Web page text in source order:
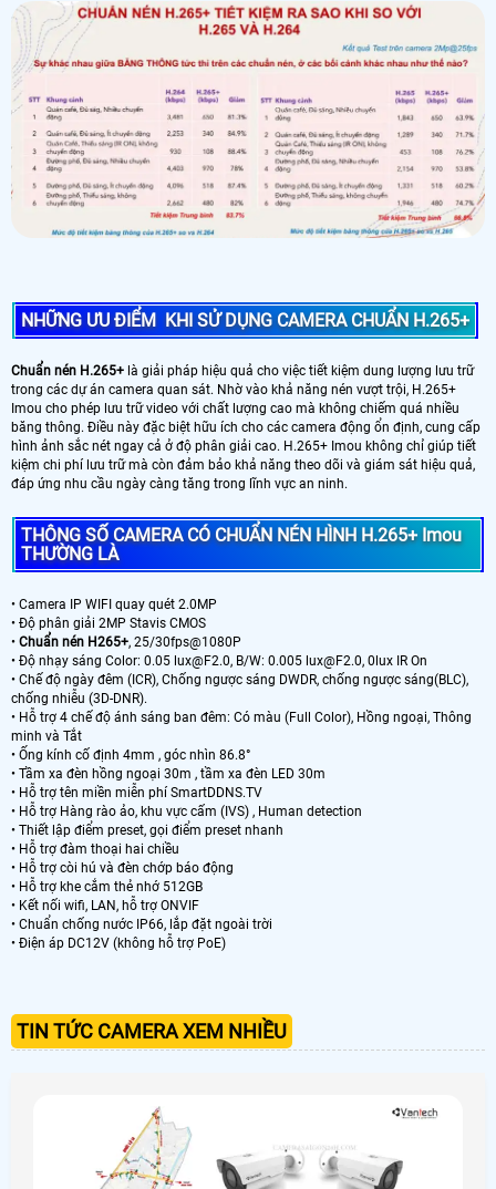
NHỮNG ƯU ĐIỂM KHI SỬ DỤNG CAMERA CHUẨN H.265+
Chuẩn nén H.265+ là giải pháp hiệu quả cho việc tiết kiệm dung lượng lưu trữ
trong các dự án camera quan sát. Nhờ vào khả năng nén vượt trội, H.265+
Imou cho phép lưu trữ video với chất lượng cao mà không chiếm quá nhiều
băng thông. Điều này đặc biệt hữu ích cho các camera động ổn định, cung cấp
hình ảnh sắc nét ngay cả ở độ phân giải cao. H.265+ Imou không chỉ giúp tiết
kiệm chi phí lưu trữ mà còn đảm bảo khả năng theo dõi và giám sát hiệu quả,
đáp ứng nhu cầu ngày càng tăng trong lĩnh vực an ninh.
THÔNG SỐ CAMERA CÓ CHUẨN NÉN HÌNH H.265+ Imou
THƯỜNG LÀ
• Camera IP WIFI quay quét 2.0MP
• Độ phân giải 2MP Stavis CMOS
• Chuẩn nén H265+, 25/30fps@1080P
• Độ nhạy sáng Color: 0.05 lux@F2.0, B/W: 0.005 lux@F2.0, 0lux IR On
• Chế độ ngày đêm (ICR), Chống ngược sáng DWDR, chống ngược sáng(BLC),
chống nhiễu (3D-DNR).
• Hỗ trợ 4 chế độ ánh sáng ban đêm: Có màu (Full Color), Hồng ngoại, Thông
minh và Tắt
• Ống kính cố định 4mm , góc nhìn 86.8°
• Tầm xa đèn hồng ngoại 30m , tầm xa đèn LED 30m
• Hỗ trợ tên miền miễn phí SmartDDNS.TV
• Hỗ trợ Hàng rào ảo, khu vực cấm (IVS) , Human detection
• Thiết lập điểm preset, gọi điểm preset nhanh
• Hỗ trợ đàm thoại hai chiều
• Hỗ trợ còi hú và đèn chớp báo động
• Hỗ trợ khe cắm thẻ nhớ 512GB
• Kết nối wifi, LAN, hỗ trợ ONVIF
• Chuẩn chống nước IP66, lắp đặt ngoài trời
• Điện áp DC12V (không hỗ trợ PoE)
TIN TỨC CAMERA XEM NHIỀU